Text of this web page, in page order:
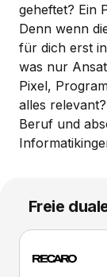
geheftet? Ein
Denn wenn
für dich erst
was nur
Pixel,
alles
Beruf und
Freie